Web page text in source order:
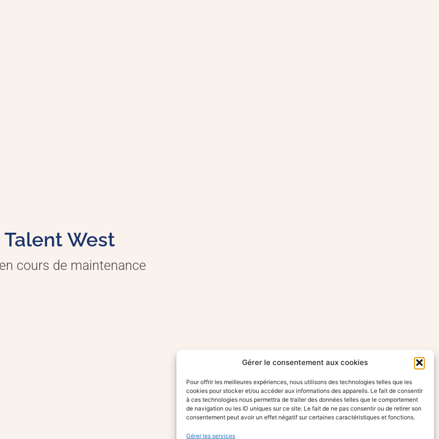
Gérer le consentement aux cookies
Pour offrir les meilleures expériences, nous utilisons des technologies telles que les
cookies pour stocker et/ou accéder aux informations des appareils. Le fait de consentir
à ces technologies nous permettra de traiter des données telles que le comportement
de navigation ou les ID uniques sur ce site. Le fait de ne pas consentir ou de retirer son
consentement peut avoir un effet négatif sur certaines caractéristiques et fonctions.
Gérer les services
Talent West
cours de maintenance